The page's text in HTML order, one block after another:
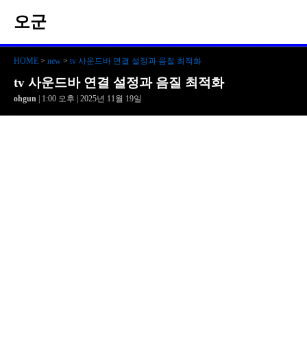
오군
HOME > new > tv 사운드바 연결 설정과 음질 최적화
tv 사운드바 연결 설정과 음질 최적화
ohgun | 1:00 오후 | 2025년 11월 19일